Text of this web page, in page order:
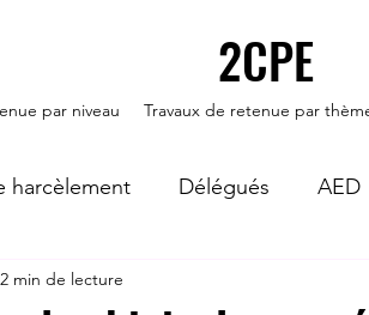
2CPE
par niveau Travaux de retenue par
harcèlement Délégués AED
Autorité, punition et sanction
2 min de lecture